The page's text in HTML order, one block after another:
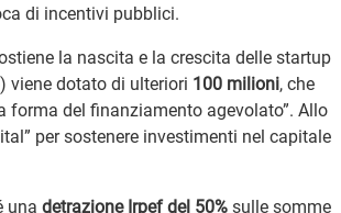
di incentivi pubblici.
la nascita e la crescita delle startup
viene dotato di ulteriori 100 milioni, che
forma del finanziamento agevolato”. Allo
per sostenere investimenti nel capitale
una detrazione Irpef del 50% sulle somme